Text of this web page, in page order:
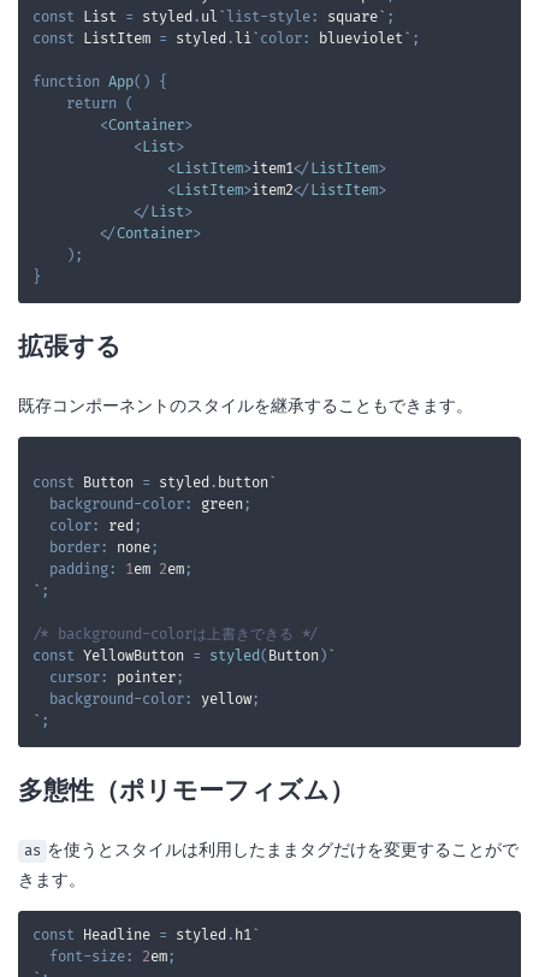
const
List = styled . ul ` list-style : square` ;
const
ListItem = styled . li` color : blueviolet` ;
function App( ) {
return (
<Container>
< List>
< ListItem>item1</ ListItem>
< ListItem>item2</ ListItem>
</ List>
</Container>
) ;
}
拡張する
既存コンポーネントのスタイルを継承することもできます。
const Button = styled . button`
background-color : green ;
color : red ;
border : none ;
padding : 1em 2em ;
` ;
/* background-colorは上書きできる */
const YellowButton = styled( Button ) `
cursor : pointer ;
background-color : yellow ;
` ;
多態性（ポリモーフィズム）
as を使うとスタイルは利用したままタグだけを変更することがで
きます。
const Headline = styled . h1`
font-size : 2em ;